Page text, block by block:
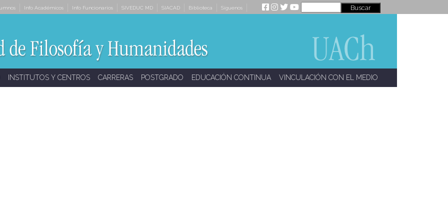
Info Académicos Info Funcionarios SIVEDUC MD SIACAD Biblioteca Síguenos
INSTITUTOS Y CENTROS CARRERAS POSTGRADO EDUCACIÓN CONTINUA VINCULACIÓN CON EL MEDIO